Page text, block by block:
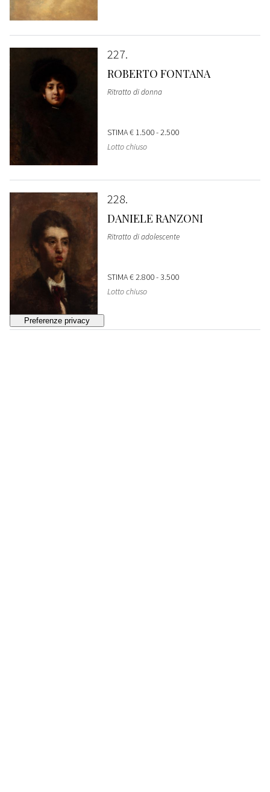
227
ROBERTO FONTANA
Ritratto di donna
STIMA€ 1.500 - 2.500
Lotto chiuso
228
DANIELE RANZONI
Ritratto di adolescente
STIMA€ 2.800 - 3.500
Lotto chiuso